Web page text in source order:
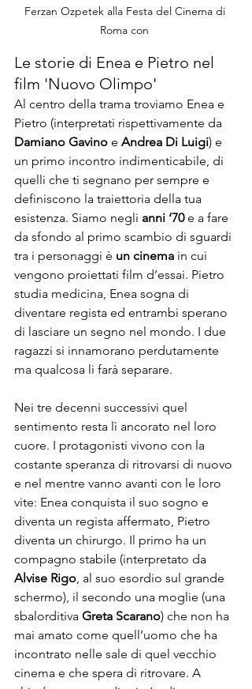
Ferzan Ozpetek alla Festa del Cinema di
Roma con
Le storie di Enea e Pietro nel
film 'Nuovo Olimpo'
Al centro della trama troviamo Enea e
Pietro (interpretati rispettivamente da
Damiano Gavino e Andrea Di Luigi) e
un primo incontro indimenticabile, di
quelli che ti segnano per sempre e
definiscono la traiettoria della tua
esistenza. Siamo negli anni ‘70 e a fare
da sfondo al primo scambio di sguardi
tra i personaggi è un cinema in cui
vengono proiettati film d’essai. Pietro
studia medicina, Enea sogna di
diventare regista ed entrambi sperano
di lasciare un segno nel mondo. I due
ragazzi si innamorano perdutamente
ma qualcosa li farà separare.
Nei tre decenni successivi quel
sentimento resta lì ancorato nel loro
cuore. I protagonisti vivono con la
costante speranza di ritrovarsi di nuovo
e nel mentre vanno avanti con le loro
vite: Enea conquista il suo sogno e
diventa un regista affermato, Pietro
diventa un chirurgo. Il primo ha un
compagno stabile (interpretato da
Alvise Rigo, al suo esordio sul grande
schermo), il secondo una moglie (una
sbalorditiva Greta Scarano) che non ha
mai amato come quell’uomo che ha
incontrato nelle sale di quel vecchio
cinema e che spera di ritrovare. A